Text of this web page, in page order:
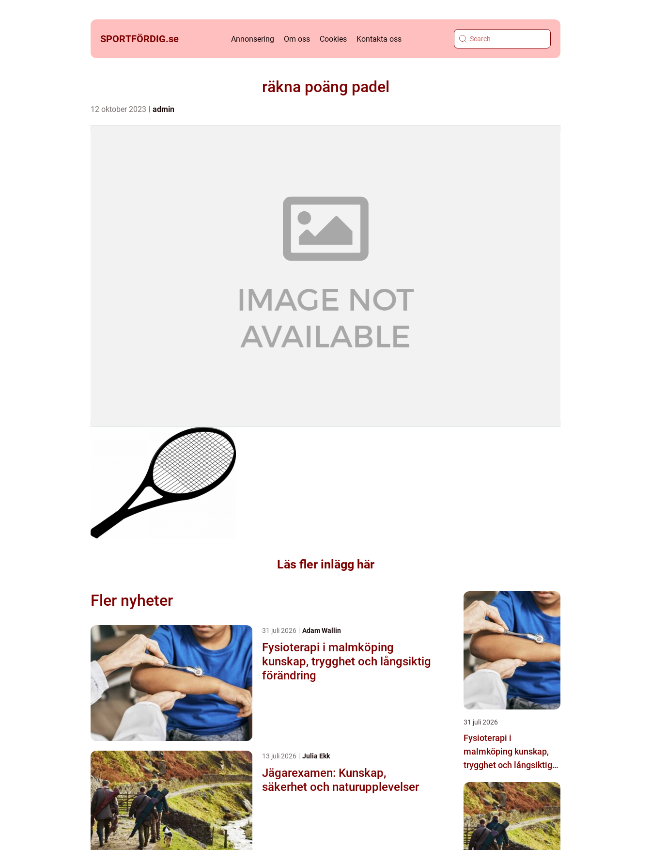
SPORTFÖRDIG.se Annonsering Om oss Cookies Kontakta oss
räkna poäng padel
12 oktober 2023 admin
Läs fler inlägg här
Fler nyheter
31 juli 2026 Adam Wallin
Fysioterapi i malmköping
kunskap, trygghet och långsiktig
förändring
13 juli 2026 Julia Ekk
Jägarexamen: Kunskap,
säkerhet och naturupplevelser
31 juli 2026
Fysioterapi i
malmköping kunskap,
trygghet och långsiktig